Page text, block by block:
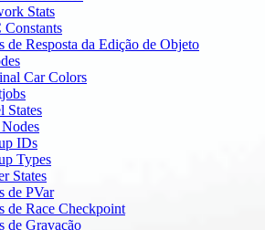
Stats
Constants
de Resposta da Edição de Objeto
Car Colors
States
IDs
Types
States
de PVar
de Race Checkpoint
de Gravação